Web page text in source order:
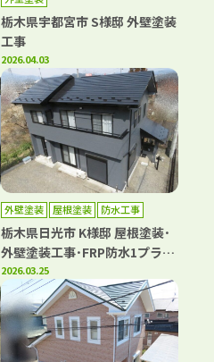
栃木県宇都宮市 S様邸 外壁塗装
工事
2026.04.03
外壁塗装 屋根塗装 防水工事
栃木県日光市 K様邸 屋根塗装･
外壁塗装工事･FRP防水1プライ
工法
2026.03.25